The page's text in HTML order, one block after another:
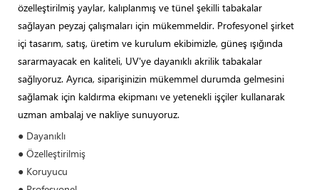
özelleştirilmiş yaylar, kalıplanmış ve tünel şekilli tabakalar
sağlayan peyzaj çalışmaları için mükemmeldir. Profesyonel şirket
içi tasarım, satış, üretim ve kurulum ekibimizle, güneş ışığında
sararmayacak en kaliteli, UV'ye dayanıklı akrilik tabakalar
sağlıyoruz. Ayrıca, siparişinizin mükemmel durumda gelmesini
sağlamak için kaldırma ekipmanı ve yetenekli işçiler kullanarak
uzman ambalaj ve nakliye sunuyoruz.
● Dayanıklı
● Özelleştirilmiş
● Koruyucu